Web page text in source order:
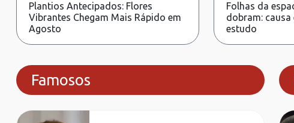
Plantios Antecipados: Flores
Vibrantes Chegam Mais Rápido em
Agosto
Folhas da
dobram: causa
estudo
Famosos